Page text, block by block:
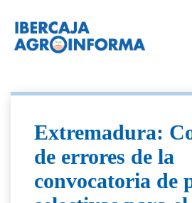
Extremadura:
de errores de la
convocatoria de